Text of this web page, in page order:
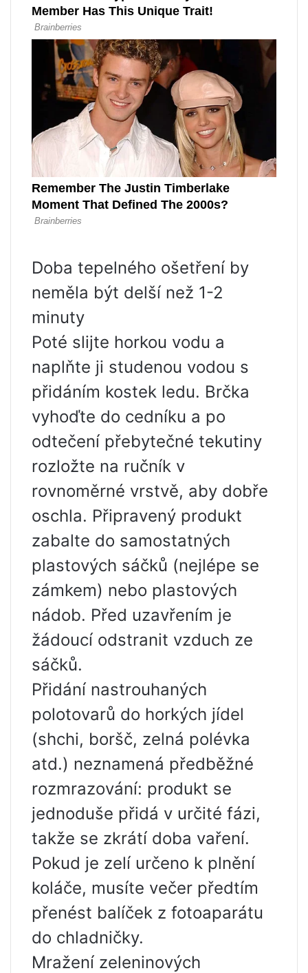
Doba tepelného ošetření by
neměla být delší než 1-2
minuty
Poté slijte horkou vodu a
naplňte ji studenou vodou s
přidáním kostek ledu. Brčka
vyhoďte do cedníku a po
odtečení přebytečné tekutiny
rozložte na ručník v
rovnoměrné vrstvě, aby dobře
oschla. Připravený produkt
zabalte do samostatných
plastových sáčků (nejlépe se
zámkem) nebo plastových
nádob. Před uzavřením je
žádoucí odstranit vzduch ze
sáčků.
Přidání nastrouhaných
polotovarů do horkých jídel
(shchi, boršč, zelná polévka
atd.) neznamená předběžné
rozmrazování: produkt se
jednoduše přidá v určité fázi,
takže se zkrátí doba vaření.
Pokud je zelí určeno k plnění
koláče, musíte večer předtím
přenést balíček z fotoaparátu
do chladničky.
Mražení zeleninových